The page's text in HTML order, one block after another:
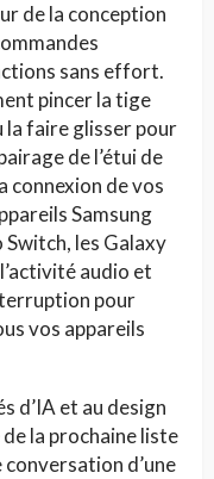
de la conception
sans effort.
pincer la tige
faire glisser pour
de l’étui de
connexion de vos
Samsung
les Galaxy
audio et
pour
vos appareils
d’IA et au design
la prochaine liste
d’une